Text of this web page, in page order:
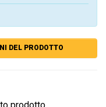
DEL PRODOTTO